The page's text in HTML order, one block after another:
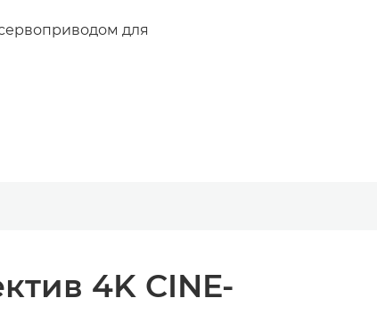
для
4K CINE-